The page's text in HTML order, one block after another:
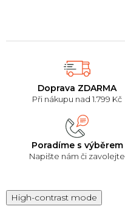
Doprava ZDARMA
Při nákupu nad 1.799 Kč
Poradíme s výběrem
Napište nám či zavolejte
High-contrast mode